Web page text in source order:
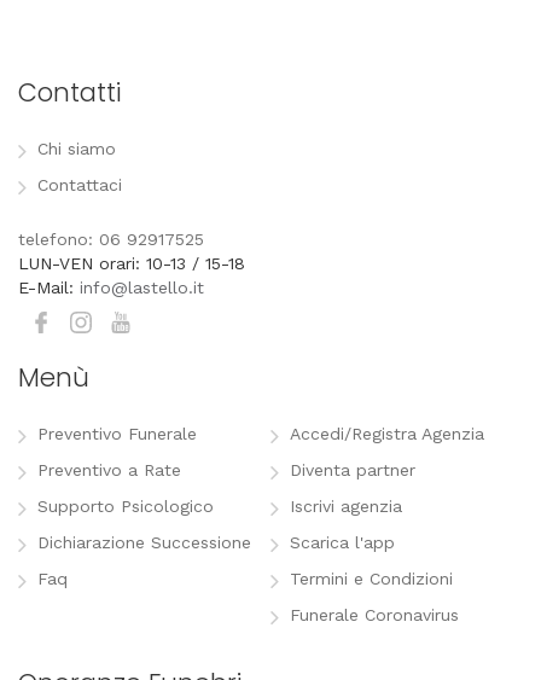
Contatti
Chi siamo
Contattaci
telefono: 06 92917525
LUN-VEN orari: 10-13 / 15-18
E-Mail: info@lastello.it
Menù
Preventivo Funerale
Preventivo a Rate
Supporto Psicologico
Dichiarazione Successione
Faq
Accedi/Registra Agenzia
Diventa partner
Iscrivi agenzia
Scarica l'app
Termini e Condizioni
Funerale Coronavirus